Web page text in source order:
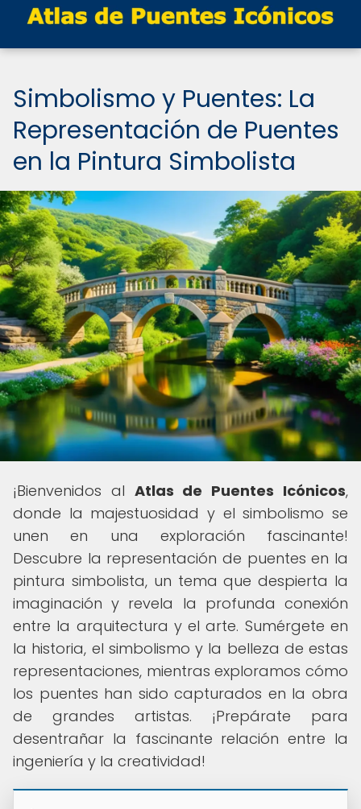
Simbolismo y Puentes: La
Representación de Puentes
en la Pintura Simbolista
¡Bienvenidos al Atlas de Puentes Icónicos,
donde la majestuosidad y el simbolismo se
unen en una exploración fascinante!
Descubre la representación de puentes en la
pintura simbolista, un tema que despierta la
imaginación y revela la profunda conexión
entre la arquitectura y el arte. Sumérgete en
la historia, el simbolismo y la belleza de estas
representaciones, mientras exploramos cómo
los puentes han sido capturados en la obra
de grandes artistas. ¡Prepárate para
desentrañar la fascinante relación entre la
ingeniería y la creatividad!